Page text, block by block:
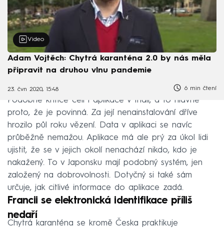
Video
Adam Vojtěch: Chytrá karanténa 2.0 by nás měla
připravit na druhou vlnu pandemie
23. čvn 2020, 15:48 6 min čtení
Podobné kritice čelí i aplikace v Indii, a to hlavně
proto, že je povinná. Za její nenainstalování dříve
hrozilo půl roku vězení. Data v aplikaci se navíc
průběžně nemažou. Aplikace má ale prý za úkol lidi
ujistit, že se v jejich okolí nenachází nikdo, kdo je
nakažený. To v Japonsku mají podobný systém, jen
založený na dobrovolnosti. Dotyčný si také sám
určuje, jak citlivé informace do aplikace zadá.
Francii se elektronická identifikace příliš
nedaří
Chytrá karanténa se kromě Česka praktikuje